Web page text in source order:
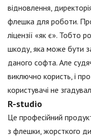
відновлення,
флешка для роботи.
ліцензії «як є». Тобто
шкоду, яка може бути
даного софта. Але
виключно користь, і
користувачі не
R-studio
Це професійний
з флешки, жорсткого